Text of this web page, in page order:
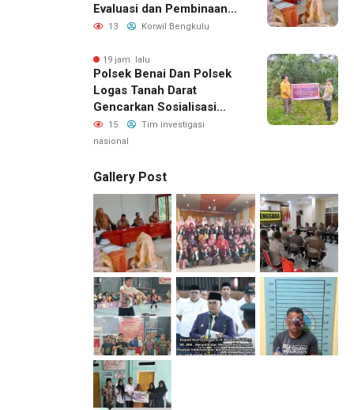
Evaluasi dan Pembinaan
APBDesa 2026 di Desa
13 Korwil Bengkulu
19 jam lalu
Polsek Benai Dan Polsek
Logas Tanah Darat
Gencarkan Sosialisasi
Karhutla, Kapolres
Kuansing Ajak Masyarakat
Dini
15
Tim investigasi
nasional
Gallery Post